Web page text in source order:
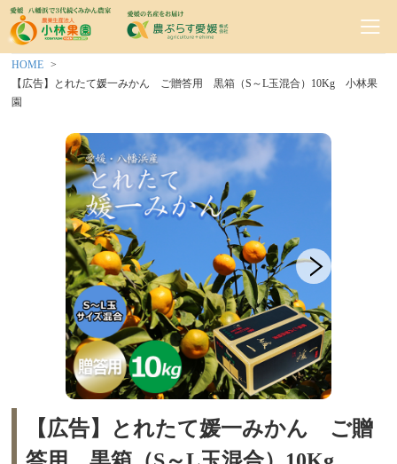
HOME
【広告】とれたて媛一みかん ご贈答用 黒箱（S～L玉混合）10Kg 小林果
園
【広告】とれたて媛一みかん ご贈